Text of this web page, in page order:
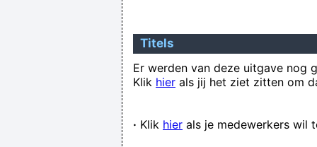
En weer zijn er mensen die het
Titels
Er werden van deze uitgave nog
Klik hier als jij het ziet zitten om
· Klik hier als je medewerkers wil